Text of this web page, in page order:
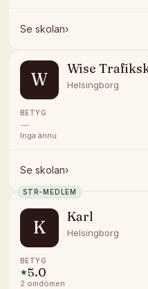
Se skolan›
W
Wise
Helsingborg
BETYG
—
Inga ännu
Se skolan›
STR-MEDLEM
K
Karl
Helsingborg
BETYG
★5.0
2 omdömen